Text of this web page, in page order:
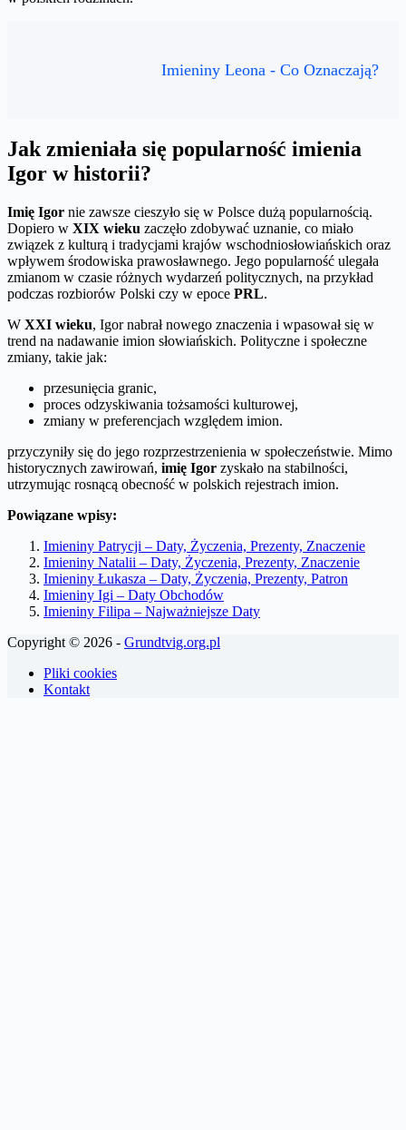
Imieniny Leona - Co Oznaczają?
Jak zmieniała się popularność imienia
Igor w historii?
Imię Igor nie zawsze cieszyło się w Polsce dużą popularnością.
Dopiero w XIX wieku zaczęło zdobywać uznanie, co miało
związek z kulturą i tradycjami krajów wschodniosłowiańskich oraz
wpływem środowiska prawosławnego. Jego popularność ulegała
zmianom w czasie różnych wydarzeń politycznych, na przykład
podczas rozbiorów Polski czy w epoce PRL.
W XXI wieku, Igor nabrał nowego znaczenia i wpasował się w
trend na nadawanie imion słowiańskich. Polityczne i społeczne
zmiany, takie jak:
przesunięcia granic,
proces odzyskiwania tożsamości kulturowej,
zmiany w preferencjach względem imion.
przyczyniły się do jego rozprzestrzenienia w społeczeństwie. Mimo
historycznych zawirowań, imię Igor zyskało na stabilności,
utrzymując rosnącą obecność w polskich rejestrach imion.
Powiązane wpisy:
Imieniny Patrycji – Daty, Życzenia, Prezenty, Znaczenie
Imieniny Natalii – Daty, Życzenia, Prezenty, Znaczenie
Imieniny Łukasza – Daty, Życzenia, Prezenty, Patron
Imieniny Igi – Daty Obchodów
Imieniny Filipa – Najważniejsze Daty
Copyright © 2026 - Grundtvig.org.pl
Pliki cookies
Kontakt